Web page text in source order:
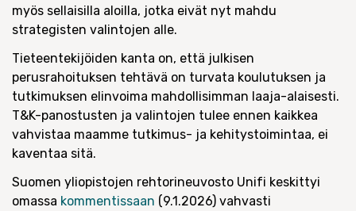
myös sellaisilla aloilla, jotka eivät nyt mahdu
strategisten valintojen alle.
Tieteentekijöiden kanta on, että julkisen
perusrahoituksen tehtävä on turvata koulutuksen ja
tutkimuksen elinvoima mahdollisimman laaja-alaisesti.
T&K-panostusten ja valintojen tulee ennen kaikkea
vahvistaa maamme tutkimus- ja kehitystoimintaa, ei
kaventaa sitä.
Suomen yliopistojen rehtorineuvosto Unifi keskittyi
omassa kommentissaan (9.1.2026) vahvasti